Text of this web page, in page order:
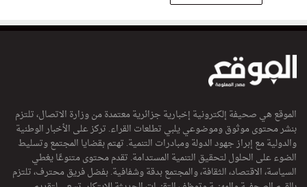
الموقع هي صحيفة إلكترونية إخبارية جزائرية معتمدة من وزارة الاتصال، تلتزم
بنشر محتوى موثوق وموضوعي يلبي تطلعات القراء. تركز على الأخبار الوطنية
والدولية مع إبراز جهود الدولة ومبادرات التنمية. تهتم بقضايا المجتمع وتسليط
الضوء على الحلول لتحقيق التنمية المستدامة. تقدم محتوى متنوعًا يغطي
السياسة، الاقتصاد، الثقافة، والمجتمع بدقة وشفافية. بفضل فريق محترف، تلتزم